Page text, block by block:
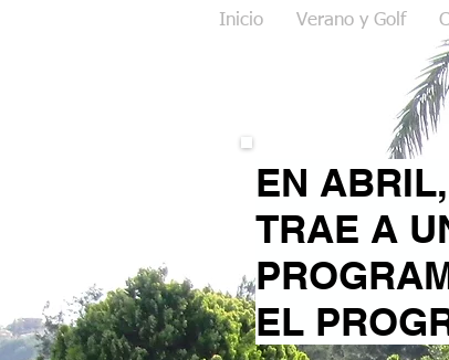
Inicio Verano y Golf
EN
TRAE A
EL